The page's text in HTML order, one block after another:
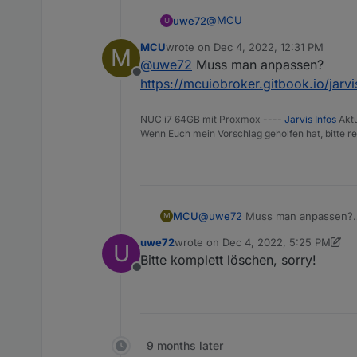
U uwe72@MCU
Ich wollte mal fragen, ob es
Ich möchte pro Gartenlampe
M
Offline
MCUwrote on Dec 4, 2022, 12:31 PM
last edited by
@uwe72 Muss man anpassen?
https://mcuiobroker.gitbook.io/
NUC i7 64GB mit Proxmox ---- Jarvis Infos
Wenn Euch mein Vorschlag geholfen hat, bitte
M MCU@uwe72 Muss man anpassen?
U
Offline
uwe72wrote on Dec 4, 2022, 5:25 PM
last edited by uwe72Dec 4, 2022,
Bitte komplett löschen, sorry!
9 months later